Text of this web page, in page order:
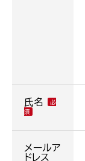
氏名
メールア
ドレス